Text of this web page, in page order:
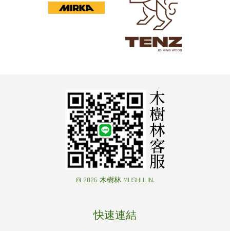
© 2026 木樹林 MUSHULIN.
快速連結